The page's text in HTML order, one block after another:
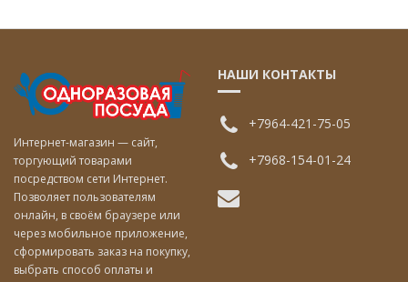
Интернет-магазин — сайт,
торгующий товарами
посредством сети Интернет.
Позволяет пользователям
онлайн, в своём браузере или
через мобильное приложение,
сформировать заказ на покупку,
выбрать способ оплаты и
НАШИ КОНТАКТЫ
+7964-421-75-05
+7968-154-01-24